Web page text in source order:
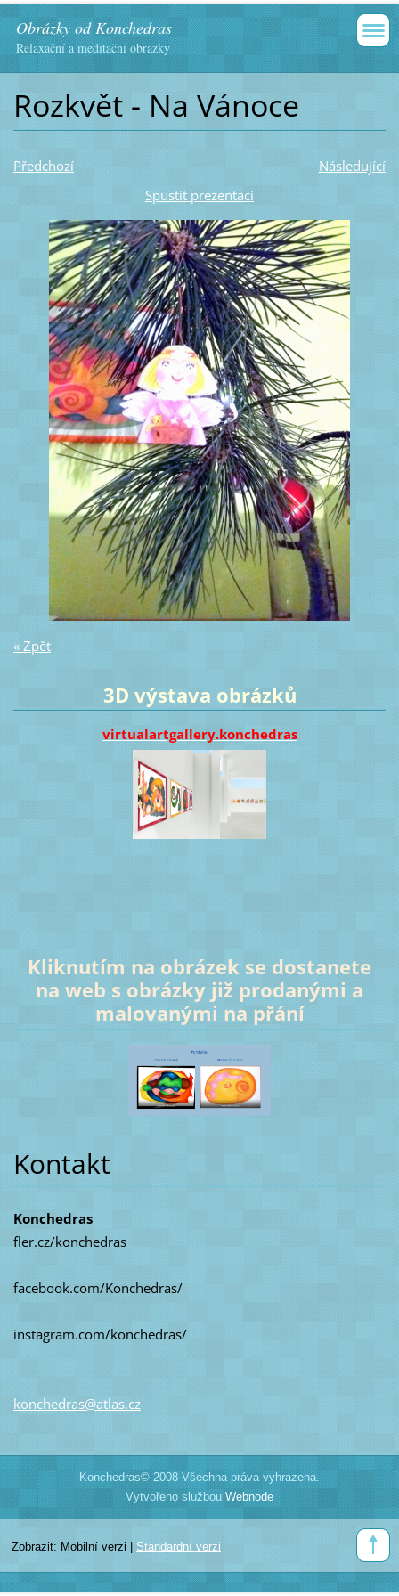
Obrázky od Konchedras
Relaxační a meditační obrázky
Rozkvět - Na Vánoce
Předchozí
Následující
Spustit prezentaci
« Zpět
3D výstava obrázků
virtualartgallery.konchedras
Kliknutím na obrázek se dostanete
na web s obrázky již prodanými a
malovanými na přání
Kontakt
Konchedras
fler.cz/konchedras
facebook.com/Konchedras/
instagram.com/konchedras/
konchedras@atlas.cz
Konchedras© 2008 Všechna práva vyhrazena.
Vytvořeno službou Webnode
Zobrazit: Mobilní verzi | Standardní verzi